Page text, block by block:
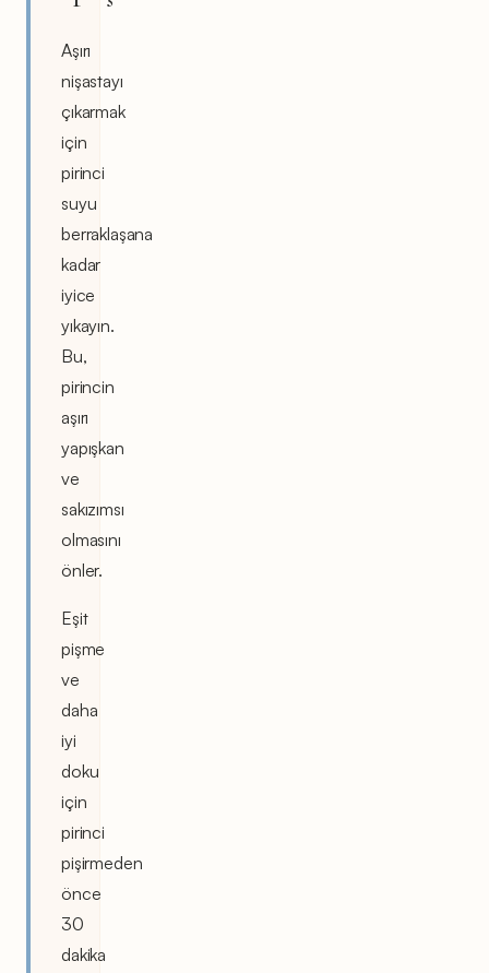
Aşırı
nişastayı
çıkarmak
için
pirinci
suyu
berraklaşana
kadar
iyice
yıkayın.
Bu,
pirincin
aşırı
yapışkan
ve
sakızımsı
olmasını
önler.
Eşit
pişme
ve
daha
iyi
doku
için
pirinci
pişirmeden
önce
30
dakika